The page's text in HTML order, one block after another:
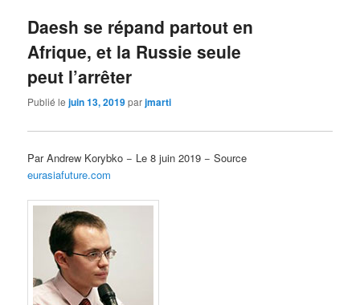
Daesh se répand partout en
Afrique, et la Russie seule
peut l’arrêter
Publié lejuin 13, 2019parjmarti
Par Andrew Korybko − Le 8 juin 2019 − Source
eurasiafuture.com